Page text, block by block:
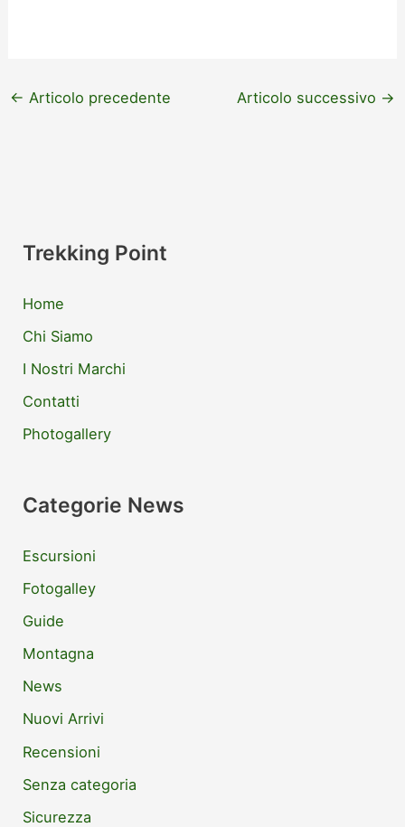
← Articolo precedente Articolo successivo →
Trekking Point
Home
Chi Siamo
I Nostri Marchi
Contatti
Photogallery
Categorie News
Escursioni
Fotogalley
Guide
Montagna
News
Nuovi Arrivi
Recensioni
Senza categoria
Sicurezza